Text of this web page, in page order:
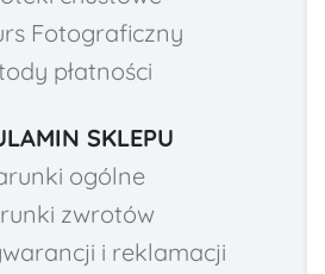
Fotograficzny
płatności
SKLEPU
ogólne
zwrotów
i reklamacji